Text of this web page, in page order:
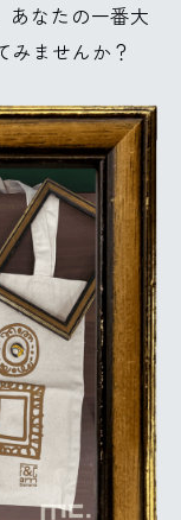
あなたの一番大
みませんか？